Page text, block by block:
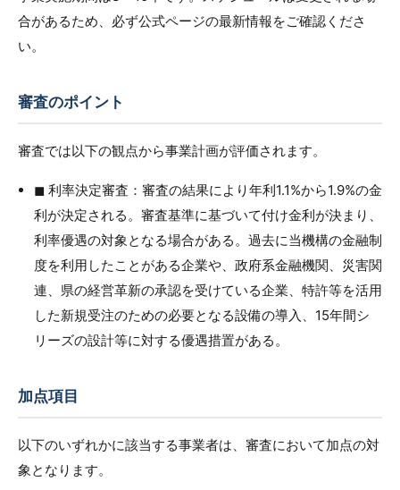
合があるため、必ず公式ページの最新情報をご確認くださ
い。
審査のポイント
審査では以下の観点から事業計画が評価されます。
◼︎ 利率決定審査：審査の結果により年利1.1%から1.9%の金
利が決定される。審査基準に基づいて付け金利が決まり、
利率優遇の対象となる場合がある。過去に当機構の金融制
度を利用したことがある企業や、政府系金融機関、災害関
連、県の経営革新の承認を受けている企業、特許等を活用
した新規受注のための必要となる設備の導入、15年間シ
リーズの設計等に対する優遇措置がある。
加点項目
以下のいずれかに該当する事業者は、審査において加点の対
象となります。